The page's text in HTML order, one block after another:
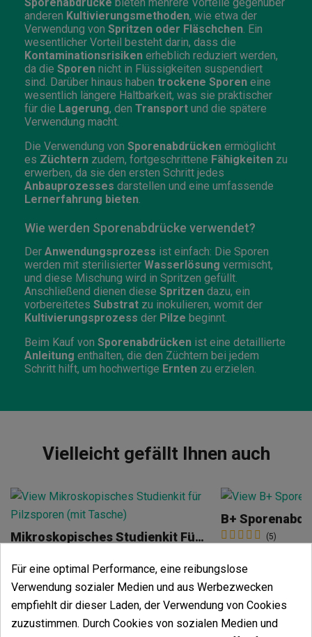
anderen Kultivierungsmethoden, wie etwa der
Verwendung von Spritzen oder Fläschchen . Ein
wesentlicher Vorteil besteht darin, dass die
Kontaminationsrisiken erheblich reduziert werden,
da die Sporen nicht in Flüssigkeiten suspendiert
sind. Darüber hinaus haben trockene Sporen eine
wesentlich längere Haltbarkeit, was sie praktischer
für die Lagerung, den Transport und die spätere
Verwendung macht.
Die Verwendung von Sporenabdrücken ermöglicht
es Züchtern zudem, fortgeschrittene Fähigkeiten zu
erwerben, da sie den ersten Schritt jedes
Anbauprozesses darstellen und eine umfassende
Lernerfahrung bieten
Wie werden Sporenabdrücke verwendet?
Der Anwendungsprozess ist einfach: Die Sporen
werden mit sterilisierter Wasserlösung vermischt,
und diese Mischung wird in Spritzen gefüllt.
Anschließend dienen diese Spritzen dazu, ein
vorbereitetes Substrat zu inokulieren, womit der
Kultivierungsprozess der Pilze beginnt.
Beim Kauf von Sporenabdrücken ist eine detaillierte
Anleitung enthalten, die den Züchtern bei jedem
Schritt hilft, um hochwertige Ernten zu erzielen.
Vielleicht gefällt Ihnen auch
Mikroskopisches Studienkit Für Pilzsporen (mit Tasche)
42,85 €
B+
(5)
Für eine optimal Performance, eine reibungslose
Verwendung sozialer Medien und aus Werbezwecken
empfiehlt dir dieser Laden, der Verwendung von Cookies
zuzustimmen. Durch Cookies von sozialen Medien und